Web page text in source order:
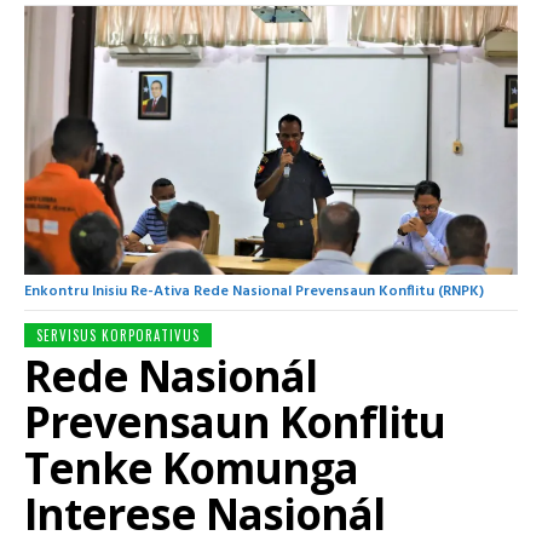
Enkontru Inisiu Re-Ativa Rede Nasional Prevensaun Konflitu (RNPK)
SERVISUS KORPORATIVUS
Rede Nasionál
Prevensaun Konflitu
Tenke Komunga
Interese Nasionál